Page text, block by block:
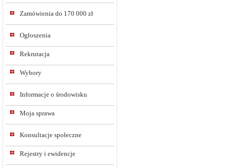
Zamówienia do 170 000 zł
Ogłoszenia
Rekrutacja
Wybory
Informacje o środowisku
Moja sprawa
Konsultacje społeczne
Rejestry i ewidencje